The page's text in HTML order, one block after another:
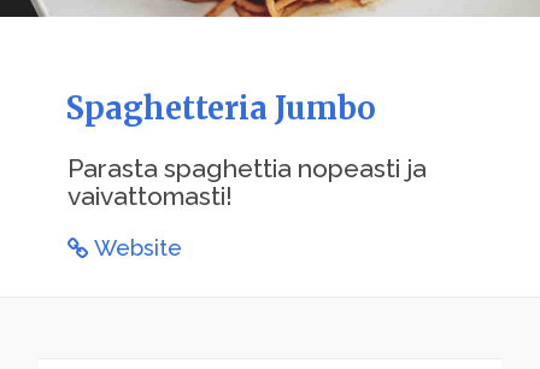
Spaghetteria Jumbo
Parasta spaghettia nopeasti ja
vaivattomasti!
Website